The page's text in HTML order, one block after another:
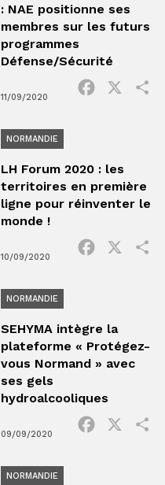
: NAE positionne ses
membres sur les futurs
programmes
Défense/Sécurité
11/09/2020
Facebook
NORMANDIE
LH Forum 2020 : les
territoires en première
ligne pour réinventer le
monde !
10/09/2020
Facebook
NORMANDIE
SEHYMA intègre la
plateforme « Protégez-
vous Normand » avec
ses gels
hydroalcooliques
09/09/2020
Facebook
NORMANDIE